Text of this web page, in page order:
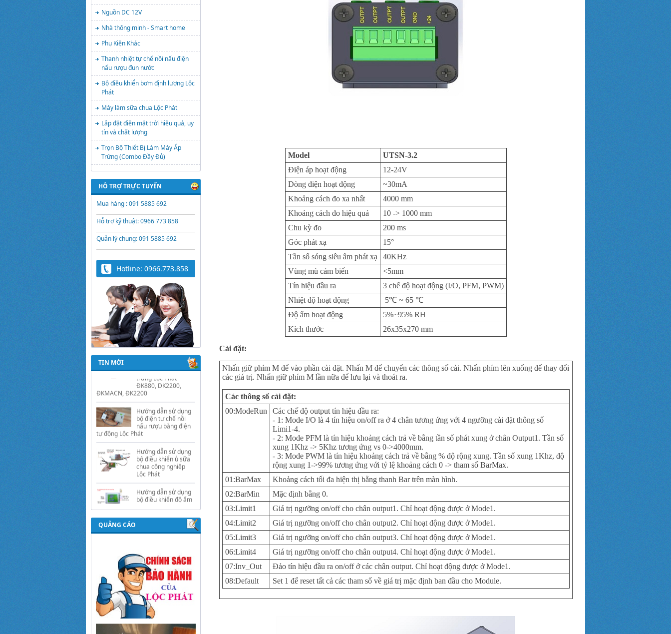
Model
UTSN-3.2
Điện áp hoạt động
12-24V
Dòng điện hoạt động
~30mA
Khoảng cách đo xa nhất
4000 mm
Khoảng cách đo hiệu quả
10 -> 1000 mm
Chu kỳ đo
200 ms
Góc phát xạ
15°
Tần số sóng siêu âm phát xạ
40KHz
Vùng mù cảm biến
<5mm
Tín hiệu đầu ra
3 chế độ hoạt động (I/O, PFM, PWM)
Nhiệt độ hoạt động
5℃ ~ 65 ℃
Độ ẩm hoạt động
5%~95% RH
Kích thước
26x35x270 mm
Cài đặt:
Nhấn giữ phím M để vào phần cài đặt. Nhấn M để chuyển các thông số cài. Nhấn phím lên xuống để thay đổi
các giá trị. Nhấn giữ phím M lần nữa để lưu lại và thoát ra.
Các thông số cài đặt:
00:ModeRun
Các chế độ output tín hiệu đầu ra:
- 1: Mode I/O là 4 tín hiệu on/off ra ở 4 chân tương ứng với 4 ngưỡng cài đặt thông số
Limi1-4.
- 2: Mode PFM là tín hiệu khoảng cách trả về bằng tần số phát xung ở chân Output1. Tần số
xung 1Khz -> 5Khz tương ứng vs 0->4000mm.
- 3: Mode PWM là tín hiệu khoảng cách trả về bằng % độ rộng xung. Tần số xung 1Khz, độ
rộng xung 1->99% tương ứng với tỷ lệ khoảng cách 0 -> tham số BarMax.
01:BarMax
Khoảng cách tối đa hiện thị bằng thanh Bar trên màn hình.
02:BarMin
Mặc định bằng 0.
03:Limit1
Giá trị ngưỡng on/off cho chân output1. Chỉ hoạt động được ở Mode1.
04:Limit2
Giá trị ngưỡng on/off cho chân output2. Chỉ hoạt động được ở Mode1.
05:Limit3
Giá trị ngưỡng on/off cho chân output3. Chỉ hoạt động được ở Mode1.
06:Limit4
Giá trị ngưỡng on/off cho chân output4. Chỉ hoạt động được ở Mode1.
07:Inv_Out
Đảo tín hiệu đầu ra on/off ở các chân output. Chỉ hoạt động được ở Mode1.
08:Default
Set 1 để reset tất cả các tham số về giá trị mặc định ban đầu cho Module.
Nguồn DC 12V
Nhà thông minh - Smart home
Phụ Kiện Khác
Thanh nhiệt tự chế nồi nấu điện
nấu rượu đun nước
Bộ điều khiển bơm định lượng Lộc
Phát
Máy làm sữa chua Lộc Phát
Lắp đặt điện mặt trời hiệu quả, uy
tín và chất lượng
Trọn Bộ Thiết Bị Làm Máy Ấp
Trứng (Combo Đầy Đủ)
HỖ TRỢ TRỰC TUYẾN
Mua hàng : 091 5885 692
Hỗ trợ kỹ thuật: 0966 773 858
Quản lý chung: 091 5885 692
Hotline: 0966.773.858
TIN MỚI
Trứng Giả Lộc Phát
Có Nước - Giải Pháp
Ấp Hiệu Quả Cho Gà,
Vịt, Bồ Câu
Video hướng dẫn cài
đặt bộ điều khiển ấp
trứng Lộc Phát
ĐKMACN, ĐK2200
Hướng dẫn sử dụng
bộ điện tự chế nồi
nấu rượu bằng điện
tự động Lộc Phát
Hướng dẫn sử dụng
bộ điều khiển ủ sữa
chua công nghiệp
Lộc Phát
Hướng dẫn sử dụng
bộ điều khiển độ ẩm
gold, nhiệt độ và ánh
sáng tự động Lộc
Phát
QUẢNG CÁO